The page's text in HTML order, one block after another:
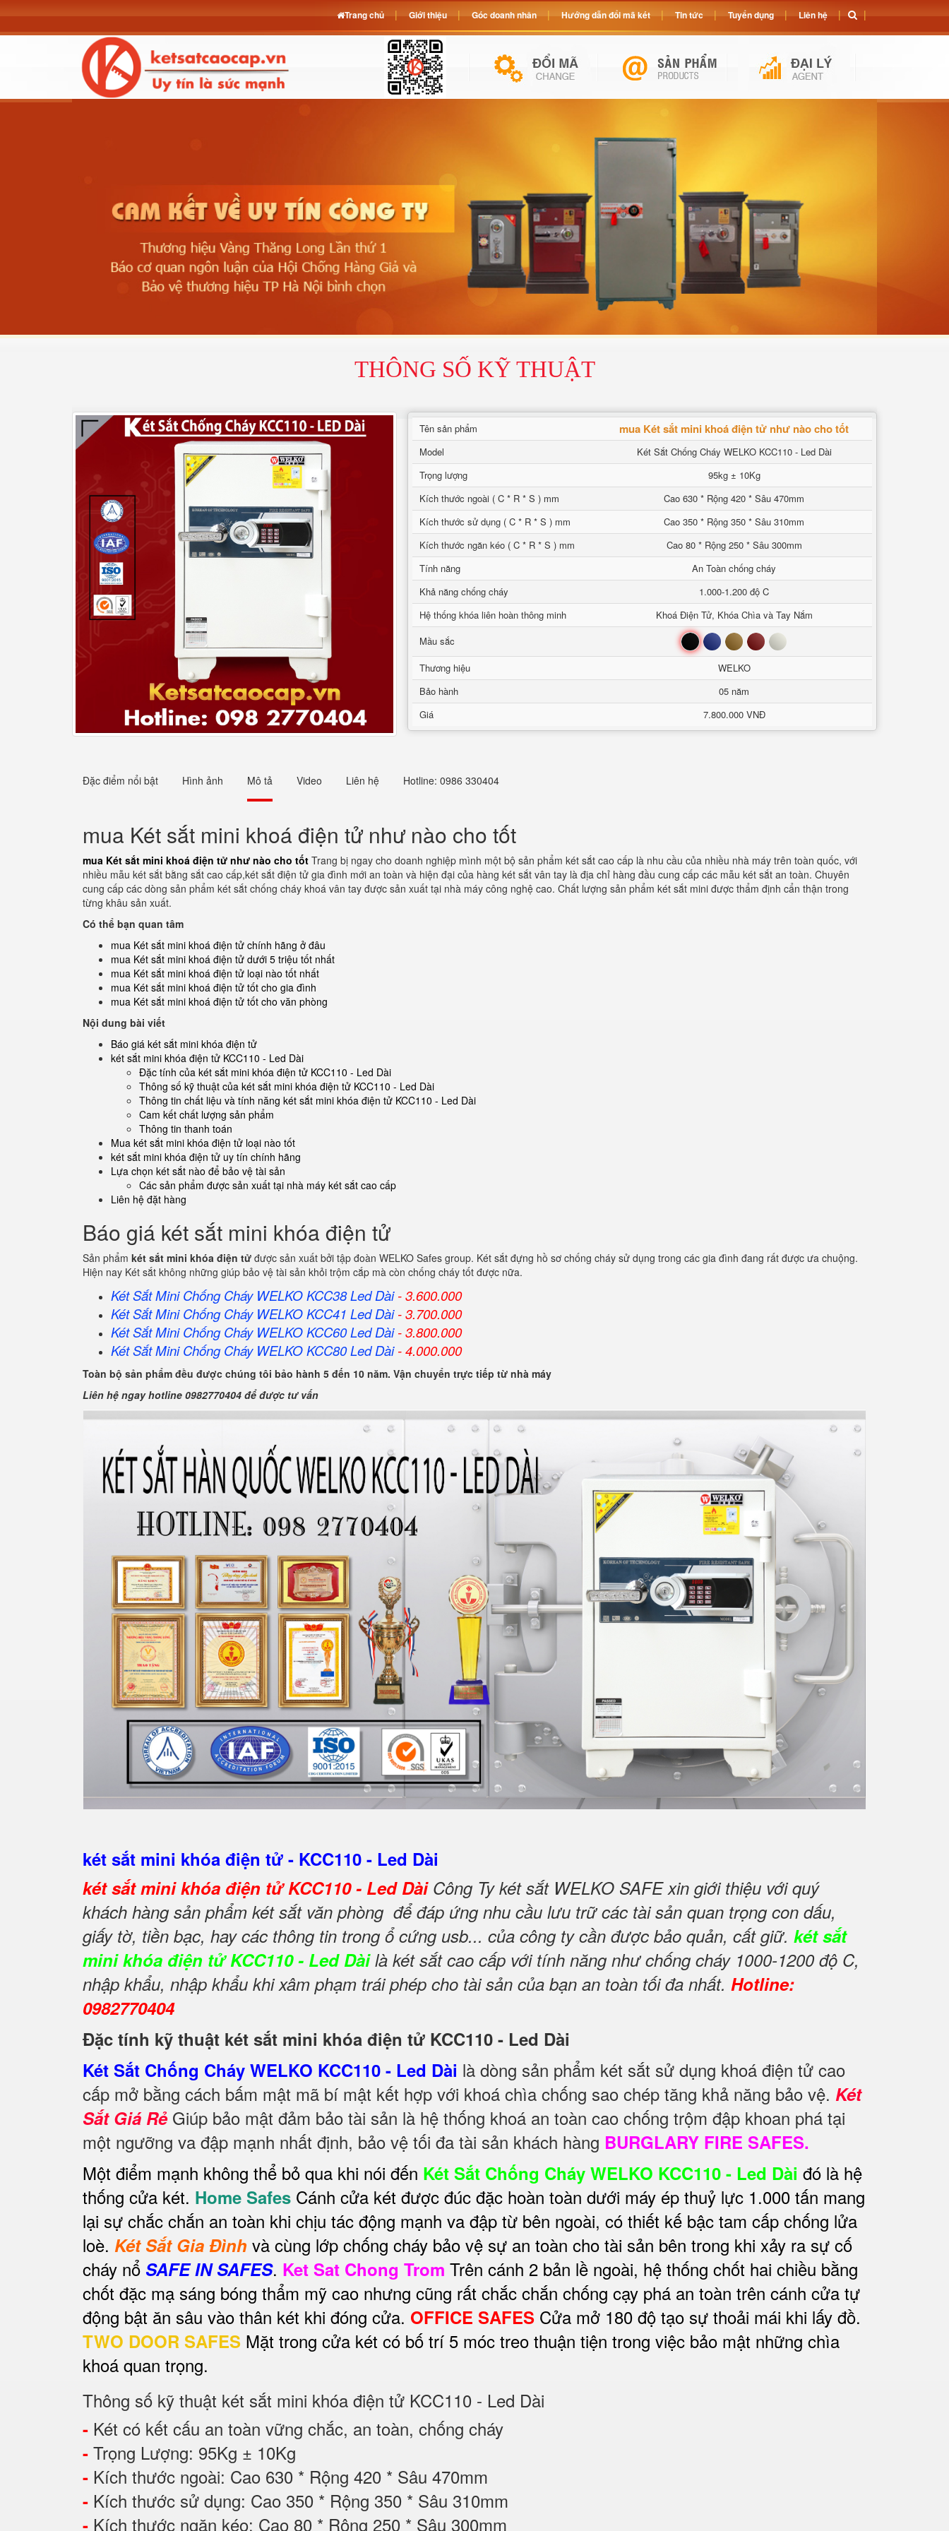
THÔNG SỐ KỸ THUẬT
Tên sản phẩm mua Két sắt mini khoá điện tử như nào cho tốt
Model
Két Sắt Chống Cháy WELKO KCC110 - Led Dài
Trọng lượng
95kg ± 10Kg
Kích thước ngoài ( C * R * S ) mm
Cao 630 * Rộng 420 * Sâu 470mm
Kích thước sử dụng ( C * R * S ) mm
Cao 350 * Rộng 350 * Sâu 310mm
Kích thước ngăn kéo ( C * R * S ) mm
Cao 80 * Rộng 250 * Sâu 300mm
Tính năng
An Toàn chống cháy
Khả năng chống cháy
1.000-1.200 độ C
Hệ thống khóa liên hoàn thông minh
Khoá Điện Tử, Khóa Chìa và Tay Nắm
Mầu sắc
Đen Xanh Nâu Đỏ Trắng
Thương hiệu
WELKO
Bảo hành
05 năm
Giá
7.800.000 VNĐ
Đặc điểm nổi bật Hình ảnh Mô tả Video Liên hệ Hotline: 0986 330404
mua Két sắt mini khoá điện tử như nào cho tốt
mua Két sắt mini khoá điện tử như nào cho tốt Trang bị ngay cho doanh nghiệp mình một bộ sản phẩm két sắt cao cấp là nhu cầu của nhiều nhà máy trên toàn quốc, với
nhiều mẫu két sắt bằng sắt cao cấp,két sắt điện tử gia đình mới an toàn và hiện đại của hàng két sắt vân tay là địa chỉ hàng đầu cung cấp các mẫu két sắt an toàn. Chuyên
cung cấp các dòng sản phẩm két sắt chống cháy khoá vân tay được sản xuất tại nhà máy công nghệ cao. Chất lượng sản phẩm két sắt mini được thẩm định cẩn thận trong
từng khâu sản xuất.
Có thể bạn quan tâm
mua Két sắt mini khoá điện tử chính hãng ở đâu
mua Két sắt mini khoá điện tử dưới 5 triệu tốt nhất
mua Két sắt mini khoá điện tử loại nào tốt nhất
mua Két sắt mini khoá điện tử tốt cho gia đình
mua Két sắt mini khoá điện tử tốt cho văn phòng
Nội dung bài viết
Báo giá két sắt mini khóa điện tử
két sắt mini khóa điện tử KCC110 - Led Dài
Đặc tính của két sắt mini khóa điện tử KCC110 - Led Dài
Thông số kỹ thuật của két sắt mini khóa điện tử KCC110 - Led Dài
Thông tin chất liệu và tính năng két sắt mini khóa điện tử KCC110 - Led Dài
Cam kết chất lượng sản phẩm
Thông tin thanh toán
Mua két sắt mini khóa điện tử loại nào tốt
két sắt mini khóa điện tử uy tín chính hãng
Lựa chọn két sắt nào để bảo vệ tài sản
Các sản phẩm được sản xuất tại nhà máy két sắt cao cấp
Liên hệ đặt hàng
Báo giá két sắt mini khóa điện tử
Sản phẩm két sắt mini khóa điện tử được sản xuất bởi tập đoàn WELKO Safes group. Két sắt đựng hồ sơ chống cháy sử dụng trong các gia đình đang rất được ưa chuộng.
Hiện nay Két sắt không những giúp bảo vệ tài sản khỏi trộm cắp mà còn chống cháy tốt được nữa.
Két Sắt Mini Chống Cháy WELKO KCC38 Led Dài- 3.600.000
Két Sắt Mini Chống Cháy WELKO KCC41 Led Dài- 3.700.000
Két Sắt Mini Chống Cháy WELKO KCC60 Led Dài- 3.800.000
Két Sắt Mini Chống Cháy WELKO KCC80 Led Dài- 4.000.000
Toàn bộ sản phẩm đều được chúng tôi bảo hành 5 đến 10 năm. Vận chuyển trực tiếp từ nhà máy
Liên hệ ngay hotline 0982770404 để được tư vấn
két sắt mini khóa điện tử - KCC110 - Led Dài
két sắt mini khóa điện tử KCC110 - Led Dài Công Ty két sắt WELKO SAFE xin giới thiệu với quý
khách hàng sản phẩm két sắt văn phòng để đáp ứng nhu cầu lưu trữ các tài sản quan trọng con dấu,
giấy tờ, tiền bạc, hay các thông tin trong ổ cứng usb... của công ty cần được bảo quản, cất giữ. két sắt
mini khóa điện tử KCC110 - Led Dàilà két sắt cao cấp với tính năng như chống cháy 1000-1200 độ C,
nhập khẩu, nhập khẩu khi xâm phạm trái phép cho tài sản của bạn an toàn tối đa nhất. Hotline:
0982770404
Đặc tính kỹ thuật két sắt mini khóa điện tử KCC110 - Led Dài
Két Sắt Chống Cháy WELKO KCC110 - Led Dài là dòng sản phẩm két sắt sử dụng khoá điện tử cao
cấp mở bằng cách bấm mật mã bí mật kết hợp với khoá chìa chống sao chép tăng khả năng bảo vệ. Két
Sắt Giá RẻGiúp bảo mật đảm bảo tài sản là hệ thống khoá an toàn cao chống trộm đập khoan phá tại
một ngưỡng va đập mạnh nhất định, bảo vệ tối đa tài sản khách hàng BURGLARY FIRE SAFES.
Một điểm mạnh không thể bỏ qua khi nói đến Két Sắt Chống Cháy WELKO KCC110 - Led Dài đó là hệ
thống cửa két. Home Safes Cánh cửa két được đúc đặc hoàn toàn dưới máy ép thuỷ lực 1.000 tấn mang
lại sự chắc chắn an toàn khi chịu tác động mạnh va đập từ bên ngoài, có thiết kế bậc tam cấp chống lửa
loè. Két Sắt Gia Đình và cùng lớp chống cháy bảo vệ sự an toàn cho tài sản bên trong khi xảy ra sự cố
cháy nổ SAFE IN SAFES. Ket Sat Chong Trom Trên cánh 2 bản lề ngoài, hệ thống chốt hai chiều bằng
chốt đặc mạ sáng bóng thẩm mỹ cao nhưng cũng rất chắc chắn chống cạy phá an toàn trên cánh cửa tự
động bật ăn sâu vào thân két khi đóng cửa. OFFICE SAFES Cửa mở 180 độ tạo sự thoải mái khi lấy đồ.
TWO DOOR SAFES Mặt trong cửa két có bố trí 5 móc treo thuận tiện trong việc bảo mật những chìa
khoá quan trọng.
Thông số kỹ thuật két sắt mini khóa điện tử KCC110 - Led Dài
- Két có kết cấu an toàn vững chắc, an toàn, chống cháy
- Trọng Lượng: 95Kg ± 10Kg
- Kích thước ngoài: Cao 630 * Rộng 420 * Sâu 470mm
- Kích thước sử dụng: Cao 350 * Rộng 350 * Sâu 310mm
- Kích thước ngăn kéo: Cao 80 * Rộng 250 * Sâu 300mm
Trang chủ Giới thiệu Góc doanh nhân Hướng dẫn đổi mã két Tin tức Tuyển dụng Liên hệ